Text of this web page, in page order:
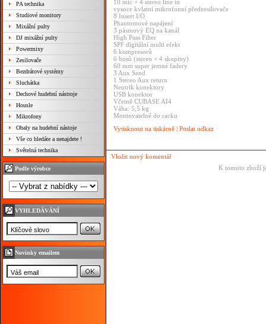
PA technika
Studiové monitory
Mixážní pulty
DJ mixážní pulty
Powermixy
Zesilovače
Bezdrátové systémy
Sluchátka
Dechové hudební nástroje
Housle
Mikrofony
Obaly na hudební nástoje
Vše co hledáte a nenajdete !
Světelná technika
Podle výrobce
VYHLEDÁVÁNÍ
Novinky emailem
10 mic + 4 stereo line in
vysoce kvlatní mikrofonní předzesilovače
8 Insert I/O
Phantomové napájení
3 pásmový EQ na kanál
High Pass Filter
SPF digitální multi efekt
6 kompresorů
6 busů (stereo + 4 skupiny)
60 mm super jemné fadery
3 Aux Send
1 Stereo Aux return
Neutrik konektory
USB konektor
Včetně CUBASE AI4
Váha: 5,5 kg
Montovatelné do racku
Vytisknout na tiskárně | Poslat odkaz
Vložit nový komentář
K tomuto zboží